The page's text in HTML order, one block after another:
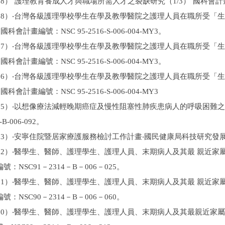
）‧台灣各級護理學校學生在學及教學醫院之護理人員在職所受「
科會計畫編號：NSC 95-2516-S-006-004-MY3。
）‧台灣各級護理學校學生在學及教學醫院之護理人員在職所受「
科會計畫編號：NSC 95-2516-S-006-004-MY3。
）‧台灣各級護理學校學生在學及教學醫院之護理人員在職所受「
科會計畫編號：NSC 95-2516-S-006-004-MY3
）‧以想像療法減輕晚期癌症及慢性阻塞性肺疾患病人的呼吸困難
B-006-092。
）‧安寧住院暨居家療護服務檢討工作計畫‧國民健康局科技研究發
）‧醫學生、醫師、護理學生、護理人員、末期病人及其最 親近家
：NSC91－2314－B－006－025。
）‧醫學生、醫師、護理學生、護理人員、末期病人及其最 親近家
：NSC90－2314－B－006－060。
）‧醫學生、醫師、護理學生、護理人員、末期病人及其最親近家